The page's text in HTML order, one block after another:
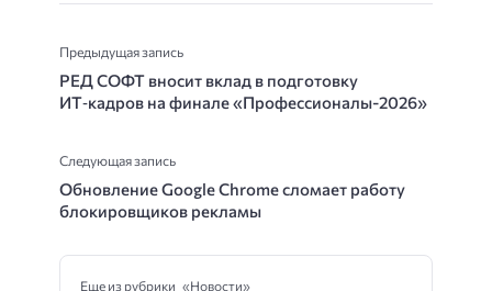
Предыдущая запись
РЕД СОФТ вносит вклад в подготовку
ИТ‑кадров на финале «Профессионалы-2026»
Следующая запись
Обновление Google Chrome сломает работу
блокировщиков рекламы
Еще из рубрики «Новости»